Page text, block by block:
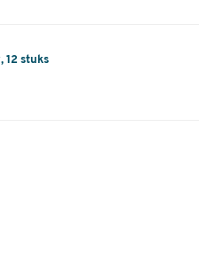
12 stuks